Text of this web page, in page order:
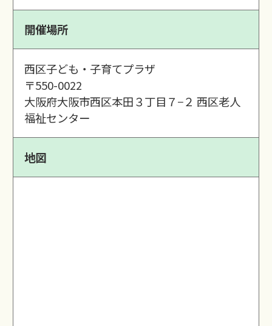
開催場所
西区子ども・子育てプラザ
〒550-0022
大阪府大阪市西区本田３丁目７−２ 西区老人
福祉センター
地図